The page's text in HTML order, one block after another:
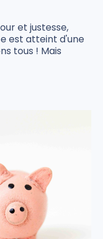
et justesse,
est atteint d'une
tous ! Mais